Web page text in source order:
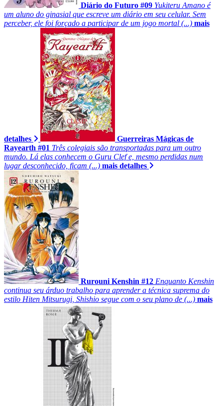
Diário do Futuro #09 Yukiteru Amano é
um aluno do ginasial que escreve um diário em seu celular. Sem
perceber, ele foi forçado a participar de um jogo mortal (...) mais
detalhes
Guerreiras Mágicas de
Rayearth #01 Três colegiais são transportadas para um outro
mundo. Lá elas conhecem o Guru Clef e, mesmo perdidas num
lugar desconhecido, ficam (...) mais detalhes
Rurouni Kenshin #12 Enquanto Kenshin
continua seu árduo trabalho para aprender a técnica suprema do
estilo Hiten Mitsurugi, Shishio segue com o seu plano de (...) mais